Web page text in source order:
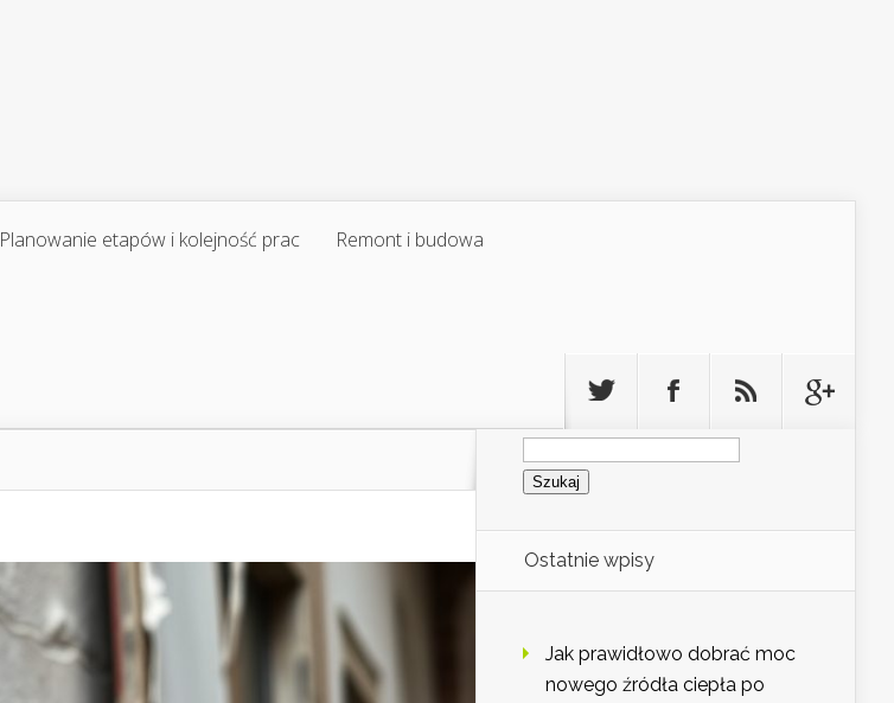
Planowanie etapów i kolejność prac Remont i budowa
Szukaj:
Ostatnie wpisy
Jak prawidłowo dobrać moc
nowego źródła ciepła po